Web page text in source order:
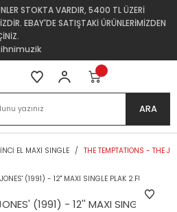
STOKTA VARDIR, 5400 TL ÜZERİ
EBAY'DE SATIŞTAKİ ÜRÜNLERİMİZDEN
ARA
EL MAXI SINGLE THE TEMPTATIONS - THE
(1991) - 12'' MAXI SINGLE